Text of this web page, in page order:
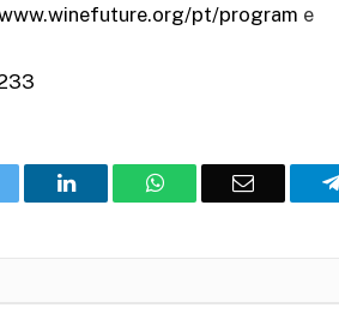
pt/program e
O
WhatsAppE-